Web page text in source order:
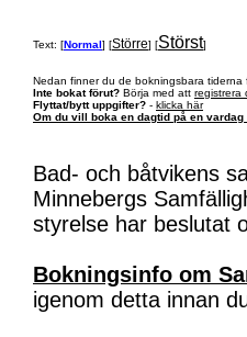
Text: [Normal] [Större] [Störst]
Nedan finner du de bokningsbara
Inte bokat förut? Börja med att registrera
Flyttat/bytt uppgifter? - klicka här
Om du vill boka en dagtid på en
Bad- och båtvikens
Minnebergs
styrelse har beslutat
Bokningsinfo om
igenom detta innan